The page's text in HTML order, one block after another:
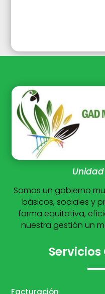
Somos un gobierno
básicos, sociales y
forma equitativa,
nuestra gestión un
Facturación